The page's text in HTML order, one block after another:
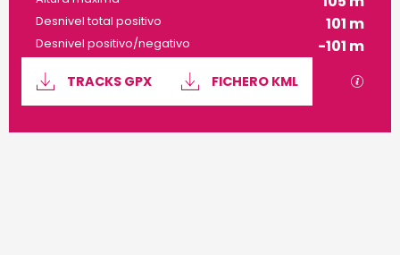
Desnivel total positivo 101 m
Desnivel positivo/negativo -101 m
Documentación
TRACKS GPX FICHERO KML Los